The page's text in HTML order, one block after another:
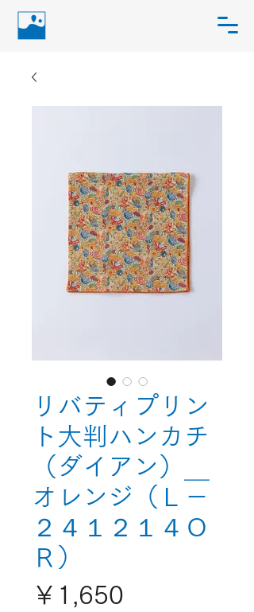
リバティプリン
ト大判ハンカチ
（ダイアン）＿
オレンジ（Ｌ－
２４１２１４Ｏ
Ｒ）
￥1,650